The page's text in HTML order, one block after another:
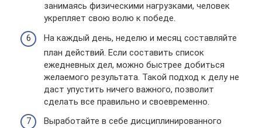
занимаясь физическими нагрузками, человек
укрепляет свою волю к победе.
На каждый день, неделю и месяц составляйте
план действий. Если составить список
ежедневных дел, можно быстрее добиться
желаемого результата. Такой подход к делу не
даст упустить ничего важного, позволит
сделать все правильно и своевременно.
Выработайте в себе дисциплинированного